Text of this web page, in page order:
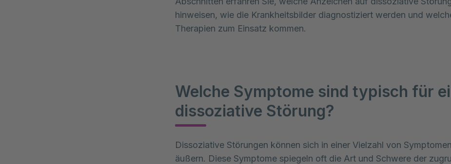
hinweisen, wie die Krankheitsbilder diagnostiziert werden und
Therapien zum Einsatz kommen.
Welche Symptome sind typisch für
dissoziative Störung?
Dissoziative Störungen können sich in einer Vielzahl von Symptomen
äußern. Diese Symptome spiegeln oft die Art und Schwere der